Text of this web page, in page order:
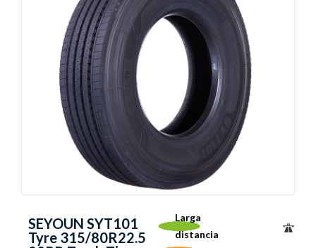
SEYOUN SYT101
Tyre 315/80R22.5
Larga
distancia